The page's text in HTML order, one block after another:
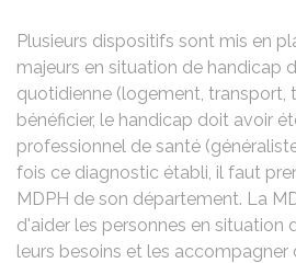
Plusieurs dispositifs sont mis en
majeurs en situation de handicap
quotidienne (logement, transport,
bénéficier, le handicap doit avoir
professionnel de santé
fois ce diagnostic établi, il faut
MDPH de son département. La
d'aider les personnes en situation
leurs besoins et les accompagner